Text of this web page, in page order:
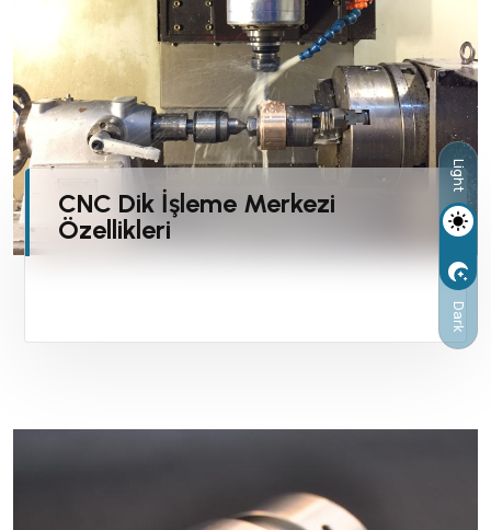
Light
Dark
CNC Dik İşleme Merkezi
Özellikleri